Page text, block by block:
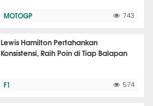
MOTOGP 743
Lewis Hamilton Pertahankan
Konsistensi, Raih Poin di Tiap Balapan
F1 574